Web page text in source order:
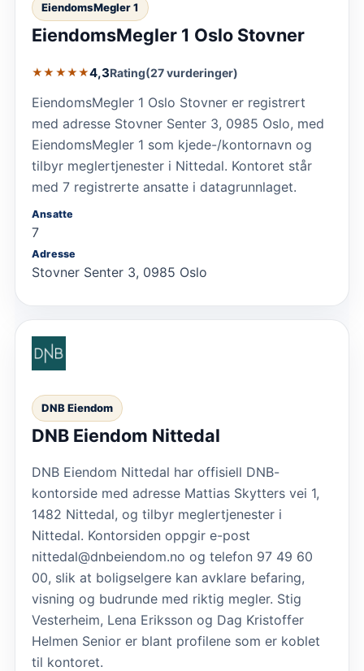
EiendomsMegler 1
EiendomsMegler 1 Oslo Stovner
★★★★★4,3Rating(27 vurderinger)
EiendomsMegler 1 Oslo Stovner er registrert
med adresse Stovner Senter 3, 0985 Oslo, med
EiendomsMegler 1 som kjede-/kontornavn og
tilbyr meglertjenester i Nittedal. Kontoret står
med 7 registrerte ansatte i datagrunnlaget.
Ansatte
7
Adresse
Stovner Senter 3, 0985 Oslo
DNB Eiendom
DNB Eiendom Nittedal
DNB Eiendom Nittedal har offisiell DNB-
kontorside med adresse Mattias Skytters vei 1,
1482 Nittedal, og tilbyr meglertjenester i
Nittedal. Kontorsiden oppgir e-post
nittedal@dnbeiendom.no og telefon 97 49 60
00, slik at boligselgere kan avklare befaring,
visning og budrunde med riktig megler. Stig
Vesterheim, Lena Eriksson og Dag Kristoffer
Helmen Senior er blant profilene som er koblet
til kontoret.